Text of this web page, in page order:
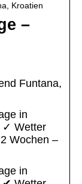
Kroatien
–
Funtana,
in
✓ Wetter
Wochen –
in